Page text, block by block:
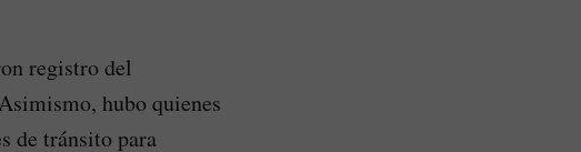
registro del
hubo quienes
de tránsito para